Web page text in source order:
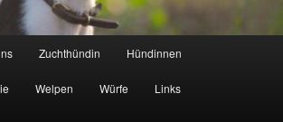
Zuchthündin Hündinnen
Welpen Würfe Links